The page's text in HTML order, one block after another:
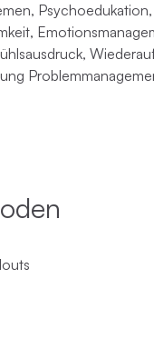
Psychoedukation,